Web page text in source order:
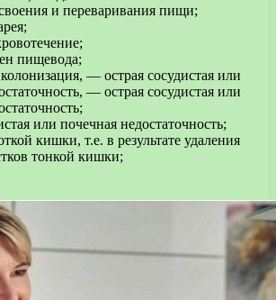
и переваривания пищи;
пищевода;
— острая сосудистая или
— острая сосудистая или
или почечная недостаточность;
кишки, т.е. в результате удаления
тонкой кишки;